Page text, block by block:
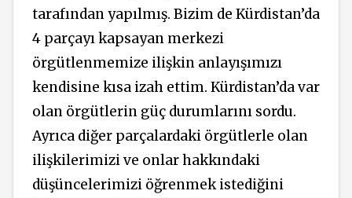
tarafından yapılmış. Bizim de Kürdistan’da
4 parçayı kapsayan merkezi
örgütlenmemize ilişkin anlayışımızı
kendisine kısa izah ettim. Kürdistan’da var
olan örgütlerin güç durumlarını sordu.
Ayrıca diğer parçalardaki örgütlerle olan
ilişkilerimizi ve onlar hakkındaki
düşüncelerimizi öğrenmek istediğini